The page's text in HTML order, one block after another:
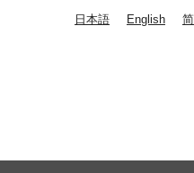
日本語 English